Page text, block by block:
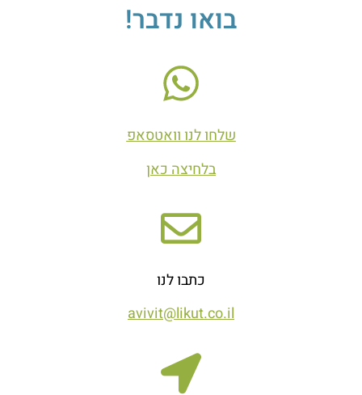
בואו נדבר!
שלחו לנו וואטסאפ
בלחיצה כאן
כתבו לנו
avivit@likut.co.il